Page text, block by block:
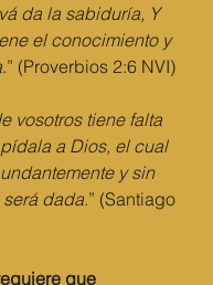
da la sabiduría, Y
el conocimiento y
.” (Proverbios 2:6 NVI)
vosotros tiene falta
a Dios, el cual
y sin
dada.” (Santiago
que